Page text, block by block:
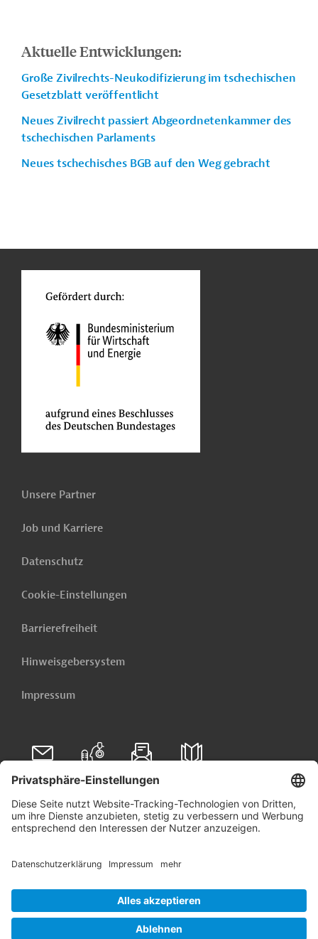
Aktuelle Entwicklungen:
Große Zivilrechts-Neukodifizierung im tschechischen
Gesetzblatt veröffentlicht
Neues Zivilrecht passiert Abgeordnetenkammer des
tschechischen Parlaments
Neues tschechisches BGB auf den Weg gebracht
Unsere Partner
Job und Karriere
Datenschutz
Cookie-Einstellungen
Barrierefreiheit
Hinweisgebersystem
Impressum
Folgen Sie uns auf
Linkedin
© 2026 Germany Trade & Invest